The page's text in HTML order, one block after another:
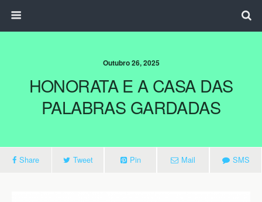
Outubro 26, 2025
HONORATA E A CASA DAS
PALABRAS GARDADAS
Share Tweet Pin Mail SMS